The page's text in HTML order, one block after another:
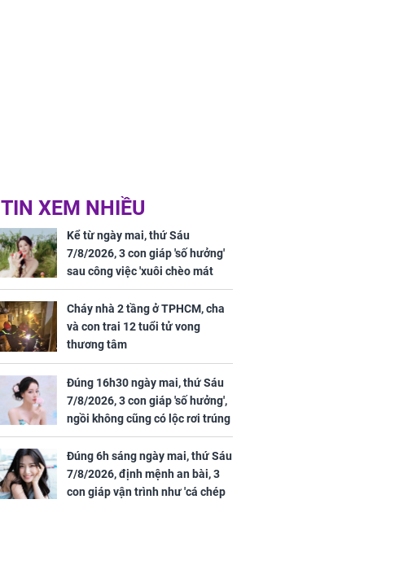
TIN XEM NHIỀU
Kể từ ngày mai, thứ Sáu
7/8/2026, 3 con giáp 'số hưởng'
sau công việc 'xuôi chèo mát
mái', tiền tài 'thu về như nước',
tình duyên viên mãn
Cháy nhà 2 tầng ở TPHCM, cha
và con trai 12 tuổi tử vong
thương tâm
Đúng 16h30 ngày mai, thứ Sáu
7/8/2026, 3 con giáp 'số hưởng',
ngồi không cũng có lộc rơi trúng
đầu, vừa tránh được họa vừa có
tiền vàng
Đúng 6h sáng ngày mai, thứ Sáu
7/8/2026, định mệnh an bài, 3
con giáp vận trình như 'cá chép